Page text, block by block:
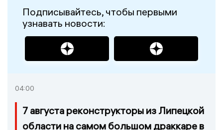
Подписывайтесь, чтобы первыми
узнавать новости:
04:00
7 августа реконструкторы из Липецкой
области на самом большом драккаре в